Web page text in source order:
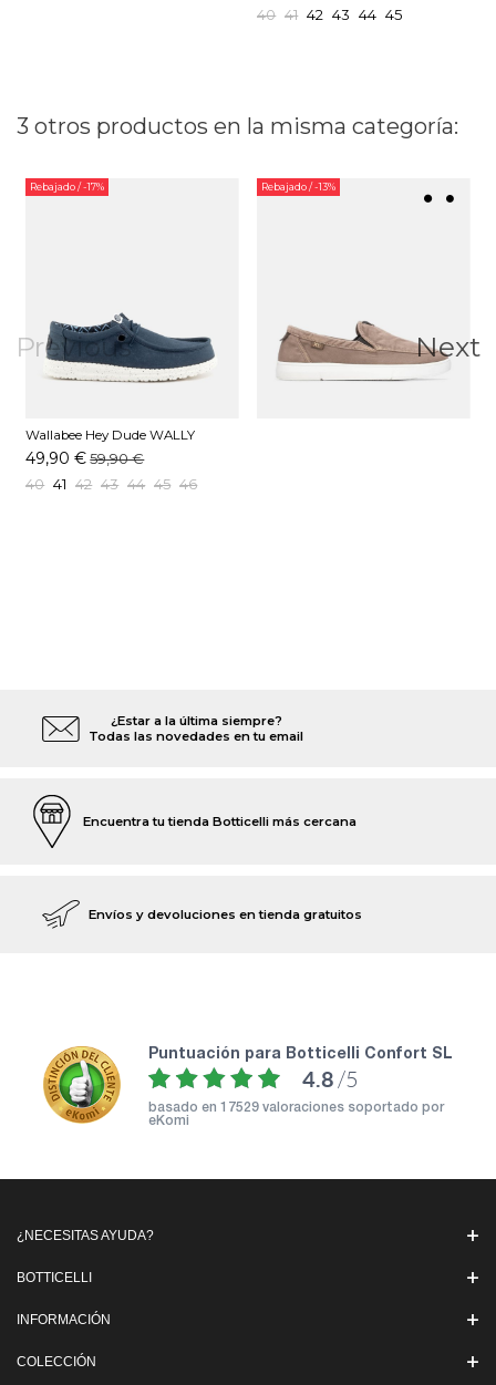
40 41 42 43 44 45
3 otros productos en la misma categoría:
Previous
Rebajado/ -17%
Wallabee Hey Dude WALLY
STRETCH Marino
49,90 € 59,90 €
40 41 42 43 44 45 46
Rebajado/ -13%
Next
¿Estar a la última siempre?
Todas las novedades en tu email
Encuentra tu tienda Botticelli más cercana
Envíos y devoluciones en tienda gratuitos
puntuación para Botticelli Confort SL
4.8 /5
basado en 17529 valoraciones soportado por
eKomi
¿NECESITAS AYUDA?
BOTTICELLI
INFORMACIÓN
COLECCIÓN